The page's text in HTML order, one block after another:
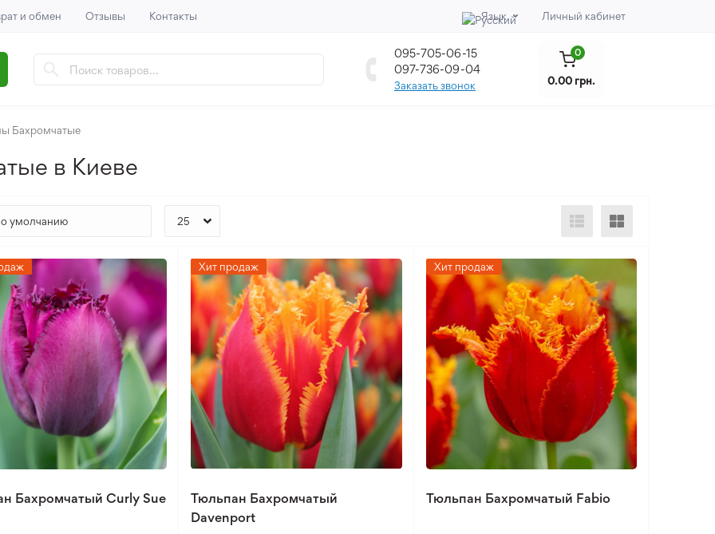
и обмен Отзывы Контакты Язык Личный кабинет
095-705-06-15
097-736-09-04
Заказать звонок
0
0.00 грн.
Бахромчатые
в Киеве
Бахромчатый Curly Sue
Хит продаж
Тюльпан Бахромчатый
Davenport
Хит продаж
Тюльпан Бахромчатый Fabio